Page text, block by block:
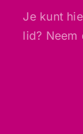
Je kunt
lid? Neem